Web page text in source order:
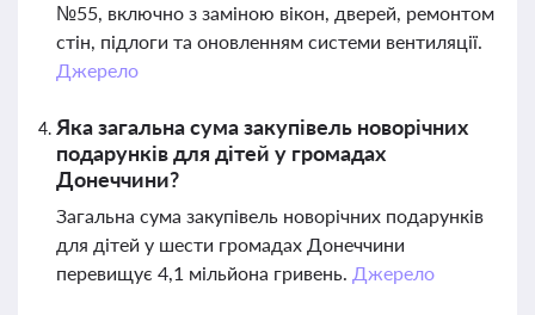
№55, включно з заміною вікон, дверей, ремонтом
стін, підлоги та оновленням системи вентиляції.
Джерело
Яка загальна сума закупівель новорічних
подарунків для дітей у громадах
Донеччини?
Загальна сума закупівель новорічних подарунків
для дітей у шести громадах Донеччини
перевищує 4,1 мільйона гривень. Джерело